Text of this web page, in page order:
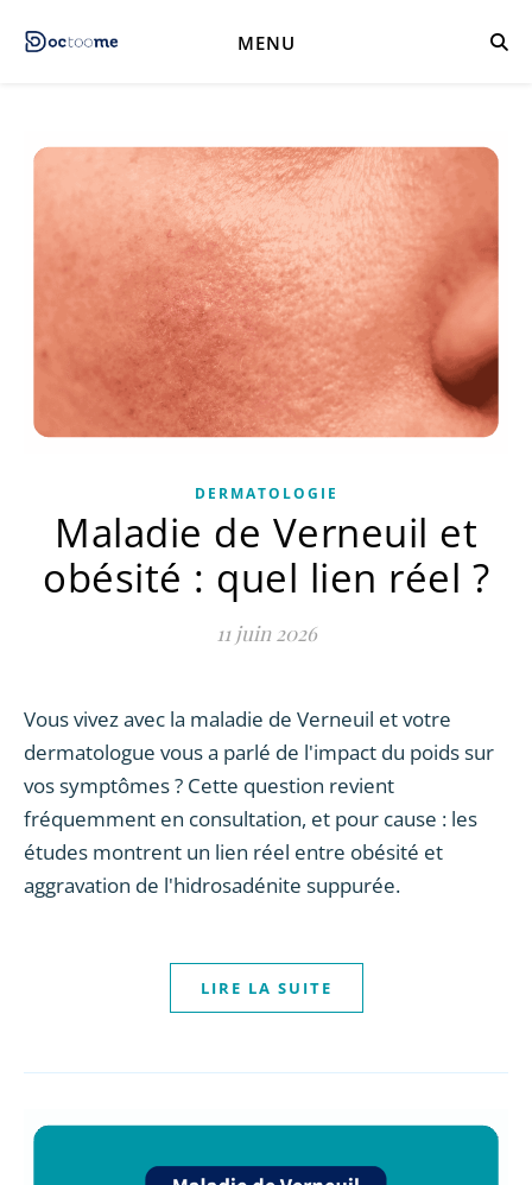
MENU
DERMATOLOGIE
Maladie de Verneuil et
obésité : quel lien réel ?
11 juin 2026
Vous vivez avec la maladie de Verneuil et votre
dermatologue vous a parlé de l'impact du poids sur
vos symptômes ? Cette question revient
fréquemment en consultation, et pour cause : les
études montrent un lien réel entre obésité et
aggravation de l'hidrosadénite suppurée.
LIRE LA SUITE